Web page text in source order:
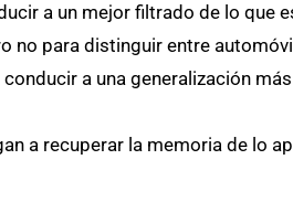
a un mejor filtrado de lo que
no para distinguir entre
a una generalización
a recuperar la memoria de lo